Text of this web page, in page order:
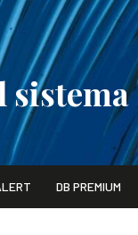
/ 1° Ottobre
DB PREMIUM